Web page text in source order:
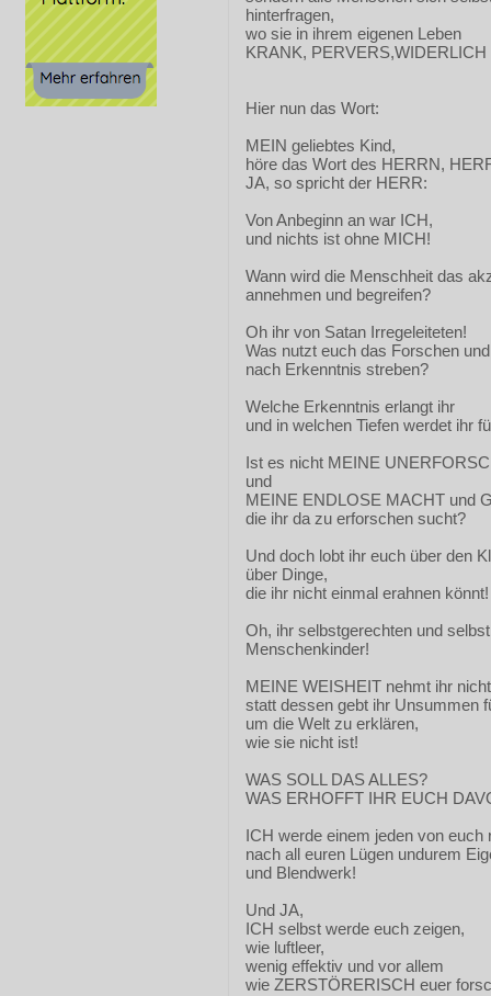
hinterfragen,
wo sie in ihrem eigenen Leben
KRANK,
Hier nun das Wort:
MEIN geliebtes Kind,
höre das Wort des HERRN,
JA, so spricht der HERR:
Von Anbeginn an war ICH,
und nichts ist ohne MICH!
Wann wird die Menschheit das
annehmen und begreifen?
Oh ihr von Satan Irregeleiteten!
Was nutzt euch das Forschen
nach Erkenntnis streben?
Welche Erkenntnis erlangt ihr
und in welchen Tiefen werdet ihr
Ist es nicht MEINE
und
MEINE ENDLOSE MACHT und
die ihr da zu erforschen sucht?
Und doch lobt ihr euch über den
über Dinge,
die ihr nicht einmal erahnen könnt!
Oh, ihr selbstgerechten und
Menschenkinder!
MEINE WEISHEIT nehmt ihr
statt dessen gebt ihr Unsummen
um die Welt zu erklären,
wie sie nicht ist!
WAS SOLL DAS ALLES?
WAS ERHOFFT IHR EUCH
ICH werde einem jeden von euch
nach all euren Lügen undurem
und Blendwerk!
Und JA,
ICH selbst werde euch zeigen,
wie luftleer,
wenig effektiv und vor allem
wie ZERSTÖRERISCH euer